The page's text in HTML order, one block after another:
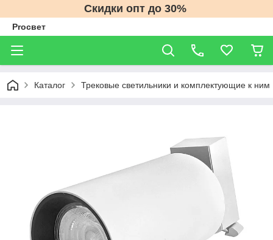
Скидки опт до 30%
Proсвет
Каталог Трековые светильники и комплектующие к ним